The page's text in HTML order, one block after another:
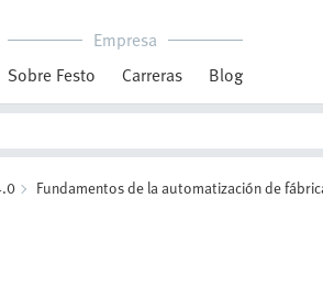
Empresa
Sobre Festo
Carreras Blog
Fundamentos de la automatización de